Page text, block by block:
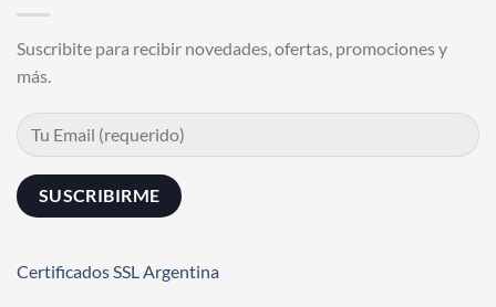
Suscribite para recibir novedades, ofertas, promociones y
más.
Certificados SSL Argentina